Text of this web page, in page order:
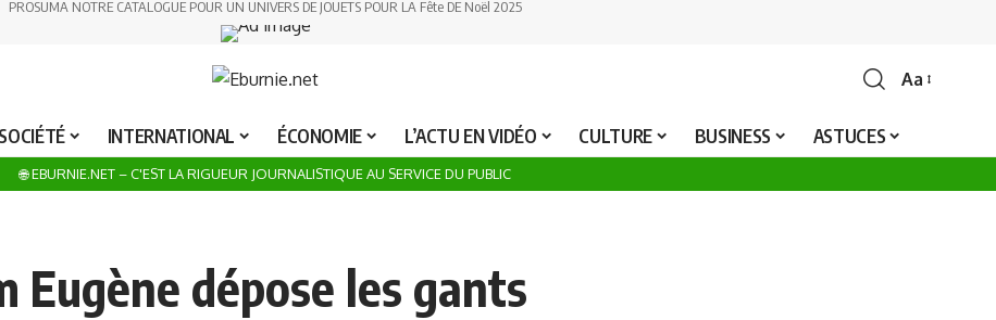
PROSUMA NOTRE CATALOGUE POUR UN UNIVERS DE JOUETS POUR LA Fête DE Noël 2025
Font
Aa
SOCIÉTÉ INTERNATIONAL ÉCONOMIE L’ACTU EN VIDÉO CULTURE BUSINESS ASTUCES
🌐 EBURNIE.NET – C'EST LA RIGUEUR JOURNALISTIQUE AU SERVICE DU PUBLIC
Eugène dépose les gants